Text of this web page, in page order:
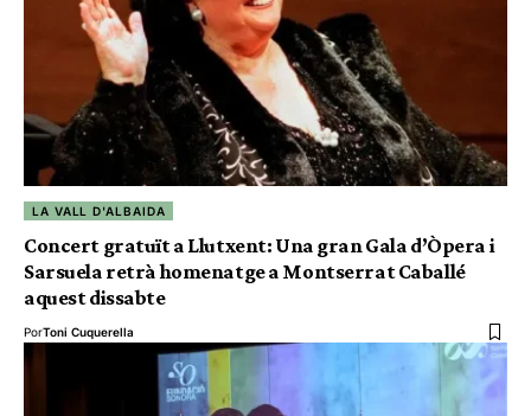
LA VALL D'ALBAIDA
Concert gratuït a Llutxent: Una gran Gala d’Òpera i
Sarsuela retrà homenatge a Montserrat Caballé
aquest dissabte
PorToni Cuquerella